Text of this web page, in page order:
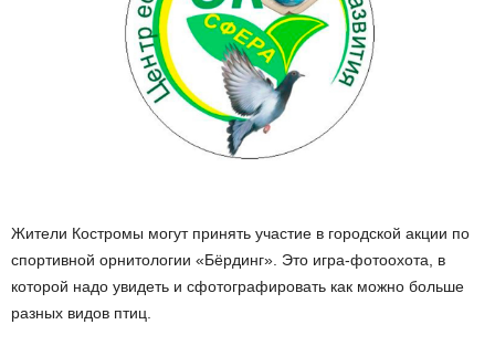
Жители Костромы могут принять участие в городской акции по
спортивной орнитологии «Бёрдинг». Это игра-фотоохота, в
которой надо увидеть и сфотографировать как можно больше
разных видов птиц.